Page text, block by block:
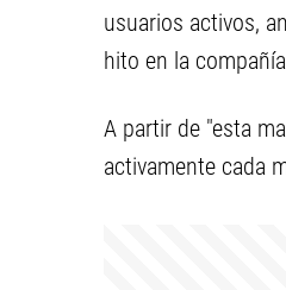
usuarios activos,
hito en la
A partir de "esta
activamente cada